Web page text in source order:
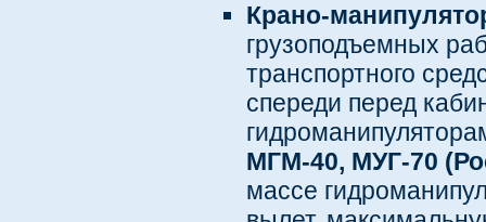
Крано-
грузоподъемных
транспортного
спереди перед
МГМ-40, МУГ-70
массе